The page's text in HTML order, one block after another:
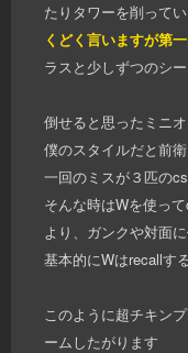
たりタワーを削ってい
くどく言いますが第
ラスと少しずつのシ
倒せると思ったミニ
僕のスタイルだと前
一回のミスが３匹の
そんな時はWを使っ
より、ガンクや対面
基本的にWはrecallす
このように超チキン
ームしたがります